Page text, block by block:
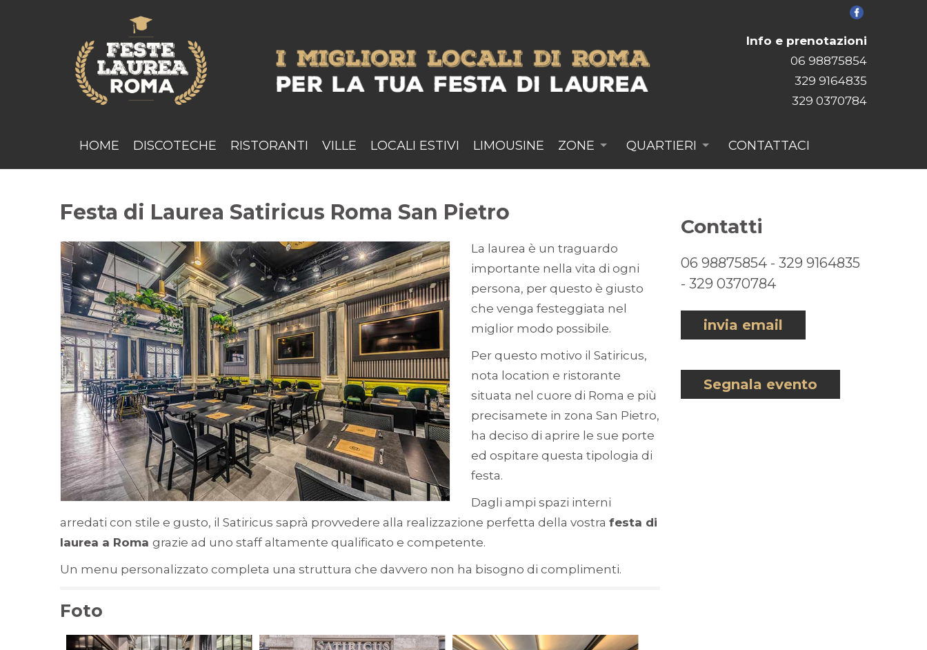
Info e prenotazioni
06 98875854
329 9164835
329 0370784
HOME DISCOTECHE RISTORANTI VILLE LOCALI ESTIVI LIMOUSINE ZONE QUARTIERI CONTATTACI
Festa di Laurea Satiricus Roma San Pietro
La laurea è un traguardo
importante nella vita di ogni
persona, per questo è giusto
che venga festeggiata nel
miglior modo possibile.
Per questo motivo il Satiricus,
nota location e ristorante
situata nel cuore di Roma e più
precisamete in zona San Pietro,
ha deciso di aprire le sue porte
ed ospitare questa tipologia di
festa.
Dagli ampi spazi interni
arredati con stile e gusto, il Satiricus saprà provvedere alla realizzazione perfetta della vostra festa di
laurea a Roma grazie ad uno staff altamente qualificato e competente.
Un menu personalizzato completa una struttura che davvero non ha bisogno di complimenti.
Foto
Contatti
06 98875854 - 329 9164835
- 329 0370784
invia email
Segnala evento